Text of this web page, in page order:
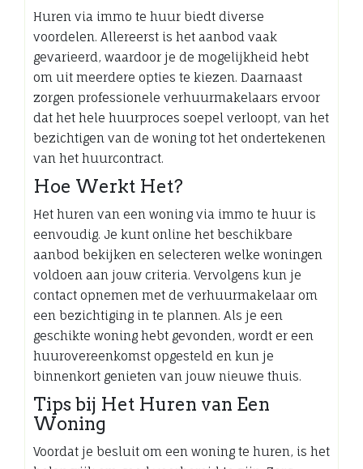
Huren via immo te huur biedt diverse
voordelen. Allereerst is het aanbod vaak
gevarieerd, waardoor je de mogelijkheid hebt
om uit meerdere opties te kiezen. Daarnaast
zorgen professionele verhuurmakelaars ervoor
dat het hele huurproces soepel verloopt, van het
bezichtigen van de woning tot het ondertekenen
van het huurcontract.
Hoe Werkt Het?
Het huren van een woning via immo te huur is
eenvoudig. Je kunt online het beschikbare
aanbod bekijken en selecteren welke woningen
voldoen aan jouw criteria. Vervolgens kun je
contact opnemen met de verhuurmakelaar om
een bezichtiging in te plannen. Als je een
geschikte woning hebt gevonden, wordt er een
huurovereenkomst opgesteld en kun je
binnenkort genieten van jouw nieuwe thuis.
Tips bij Het Huren van Een
Woning
Voordat je besluit om een woning te huren, is het